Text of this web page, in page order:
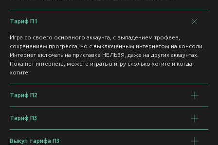
Тариф П1
Игра со своего основного аккаунта, с выпадением трофеев,
сохранением прогресса, но с выключенным интернетом на консоли.
Интернет включать на приставке НЕЛЬЗЯ, даже на других аккаунтах.
Пока нет интернета, можете играть в игру сколько хотите и когда
хотите.
Тариф П2
Тариф П3
Выкуп тарифа П3